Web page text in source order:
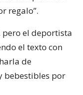
regalo”.
pero el deportista
el texto con
de
bebestibles por